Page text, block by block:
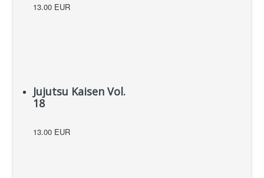
13.00 EUR
Jujutsu Kaisen Vol.
18
13.00 EUR